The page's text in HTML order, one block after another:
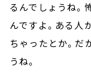
るんでしょうね。
んですよ。ある人
ちゃったとか。だ
うね。